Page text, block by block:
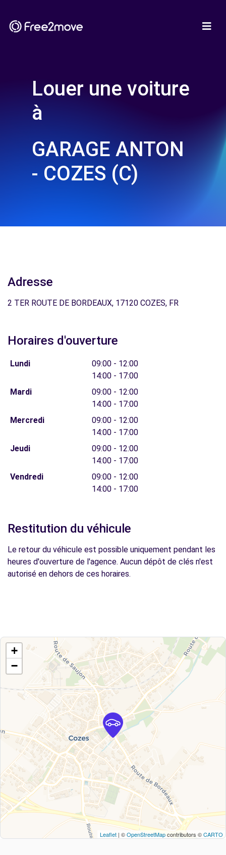
Louer une voiture
à
GARAGE ANTON
- COZES (C)
Adresse
2 TER ROUTE DE BORDEAUX, 17120 COZES, FR
Horaires d'ouverture
Lundi
09:00 - 12:00
14:00 - 17:00
Mardi
09:00 - 12:00
14:00 - 17:00
Mercredi
09:00 - 12:00
14:00 - 17:00
Jeudi
09:00 - 12:00
14:00 - 17:00
Vendredi
09:00 - 12:00
14:00 - 17:00
Restitution du véhicule
Le retour du véhicule est possible uniquement pendant les
heures d'ouverture de l'agence. Aucun dépôt de clés n'est
autorisé en dehors de ces horaires.
+
−
Leaflet | ©OpenStreetMapcontributors ©CARTO